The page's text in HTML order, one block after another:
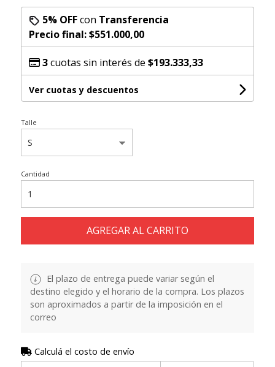
5% OFFcon Transferencia
Precio final:$551.000,00
3cuotas sin interés de $193.333,33
Ver cuotas y descuentos
Talle
Cantidad
AGREGAR AL CARRITO
El plazo de entrega puede variar según el
destino elegido y el horario de la compra. Los plazos
son aproximados a partir de la imposición en el
correo
Calculá el costo de envío